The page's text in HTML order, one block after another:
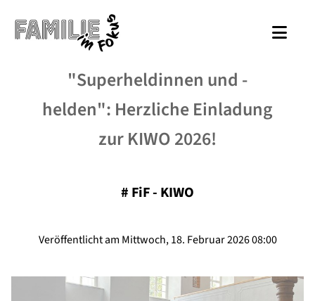
"Superheldinnen und -
helden": Herzliche Einladung
zur KIWO 2026!
# FiF - KIWO
Veröffentlicht am Mittwoch, 18. Februar 2026 08:00